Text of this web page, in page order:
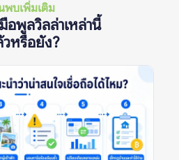
พบเพิ่มเติม
พูลวิลล่าเหล่านี้
หรือยัง?